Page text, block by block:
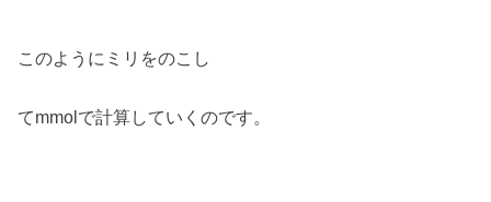
このようにミリをのこし
てmmolで計算していくのです。